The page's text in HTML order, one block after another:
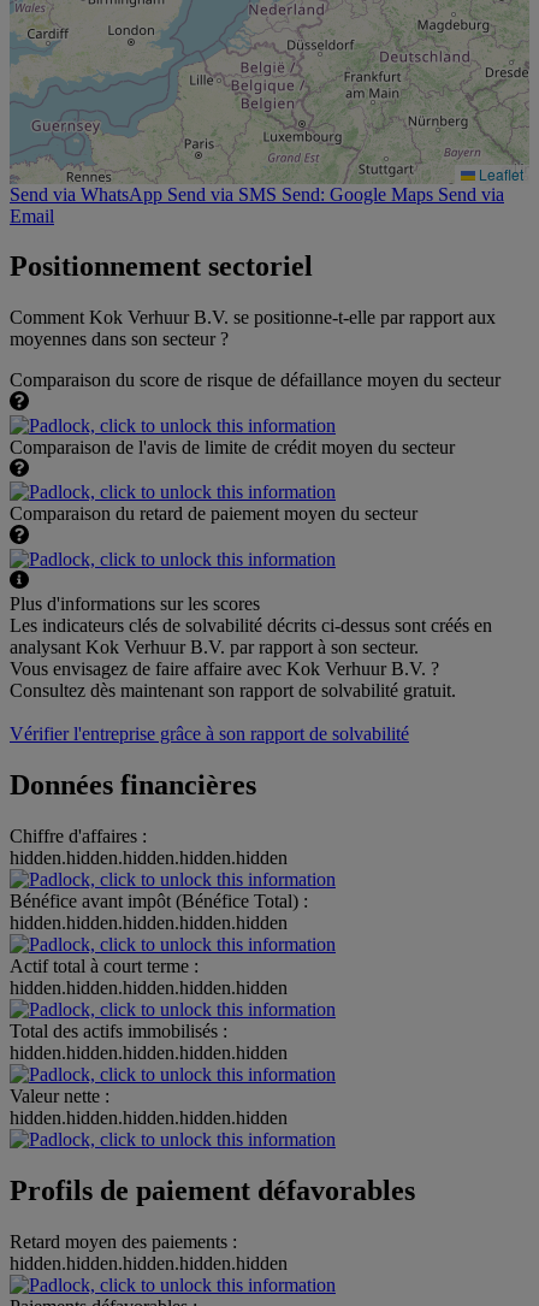
Leaflet
Send via WhatsApp Send via SMS Send: Google Maps Send via
Email
Positionnement sectoriel
Comment Kok Verhuur B.V. se positionne-t-elle par rapport aux
moyennes dans son secteur ?
Comparaison du score de risque de défaillance moyen du secteur
Comparaison de l'avis de limite de crédit moyen du secteur
Comparaison du retard de paiement moyen du secteur
Plus d'informations sur les scores
Les indicateurs clés de solvabilité décrits ci-dessus sont créés en
analysant Kok Verhuur B.V. par rapport à son secteur.
Vous envisagez de faire affaire avec Kok Verhuur B.V. ?
Consultez dès maintenant son rapport de solvabilité gratuit.
Vérifier l'entreprise grâce à son rapport de solvabilité
Données financières
Chiffre d'affaires :
hidden.hidden.hidden.hidden.hidden
Bénéfice avant impôt (Bénéfice Total) :
hidden.hidden.hidden.hidden.hidden
Actif total à court terme :
hidden.hidden.hidden.hidden.hidden
Total des actifs immobilisés :
hidden.hidden.hidden.hidden.hidden
Valeur nette :
hidden.hidden.hidden.hidden.hidden
Profils de paiement défavorables
Retard moyen des paiements :
hidden.hidden.hidden.hidden.hidden